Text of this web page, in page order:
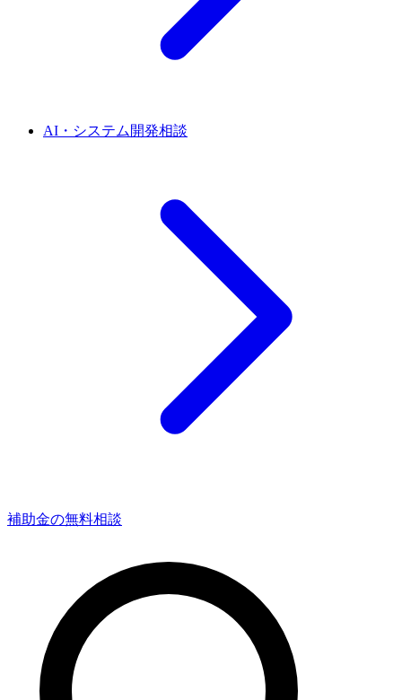
AI・システム開発相談
補助金の無料相談